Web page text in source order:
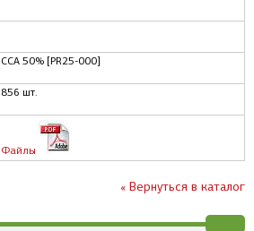
CCA 50% [PR25-000]
856 шт.
Файлы
« Вернуться в каталог